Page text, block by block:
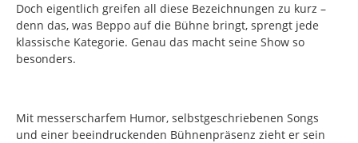
Doch eigentlich greifen all diese Bezeichnungen zu kurz –
denn das, was Beppo auf die Bühne bringt, sprengt jede
klassische Kategorie. Genau das macht seine Show so
besonders.
Mit messerscharfem Humor, selbstgeschriebenen Songs
und einer beeindruckenden Bühnenpräsenz zieht er sein